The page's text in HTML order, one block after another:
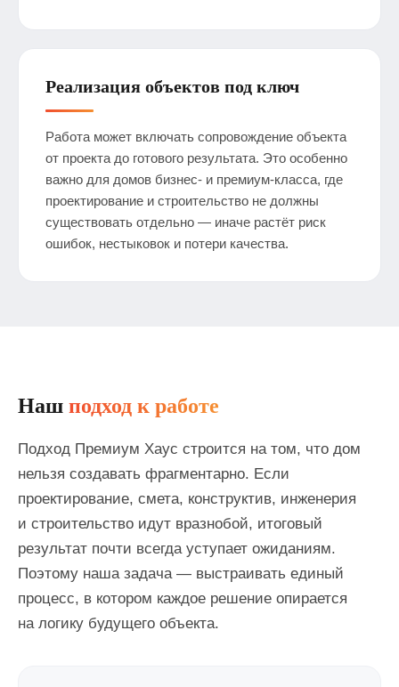
Реализация объектов под ключ
Работа может включать сопровождение объекта
от проекта до готового результата. Это особенно
важно для домов бизнес- и премиум-класса, где
проектирование и строительство не должны
существовать отдельно — иначе растёт риск
ошибок, нестыковок и потери качества.
Наш подход к работе
Подход Премиум Хаус строится на том, что дом
нельзя создавать фрагментарно. Если
проектирование, смета, конструктив, инженерия
и строительство идут вразнобой, итоговый
результат почти всегда уступает ожиданиям.
Поэтому наша задача — выстраивать единый
процесс, в котором каждое решение опирается
на логику будущего объекта.